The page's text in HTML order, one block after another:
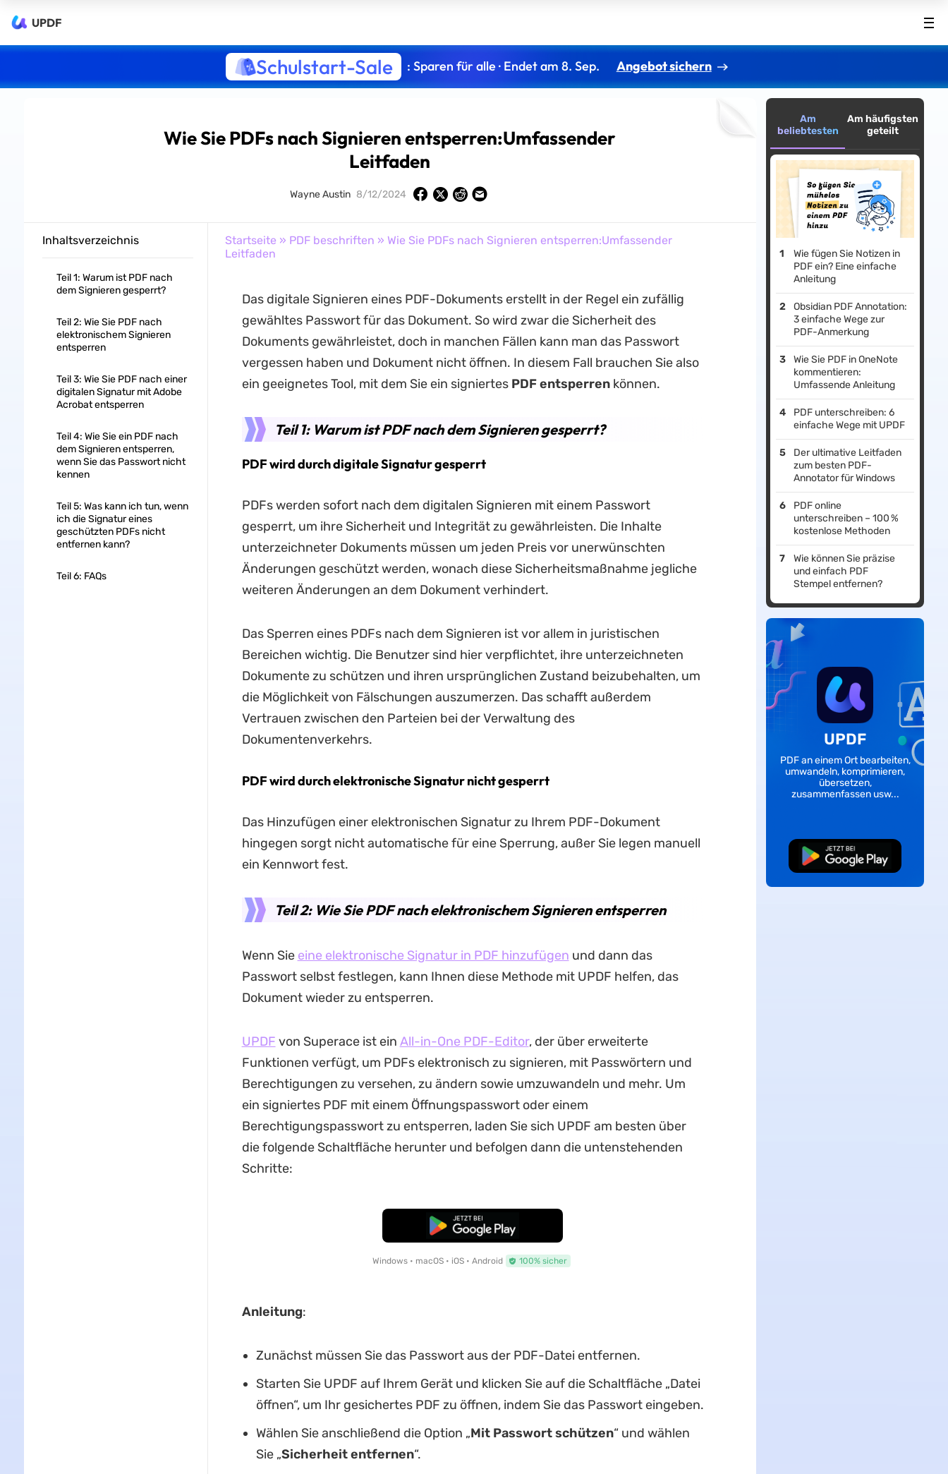
UPDF
Schulstart-Sale : Sparen für alle · Endet am 8. Sep. Angebot sichern
Wie Sie PDFs nach Signieren entsperren:Umfassender
Leitfaden
Wayne Austin 8/12/2024
Inhaltsverzeichnis
Teil 1: Warum ist PDF nach
dem Signieren gesperrt?
Teil 2: Wie Sie PDF nach
elektronischem Signieren
entsperren
Teil 3: Wie Sie PDF nach einer
digitalen Signatur mit Adobe
Acrobat entsperren
Teil 4: Wie Sie ein PDF nach
dem Signieren entsperren,
wenn Sie das Passwort nicht
kennen
Teil 5: Was kann ich tun, wenn
ich die Signatur eines
geschützten PDFs nicht
entfernen kann?
Teil 6: FAQs
Startseite » PDF beschriften » Wie Sie PDFs nach Signieren entsperren:Umfassender
Leitfaden
Das digitale Signieren eines PDF-Dokuments erstellt in der Regel ein zufällig
gewähltes Passwort für das Dokument. So wird zwar die Sicherheit des
Dokuments gewährleistet, doch in manchen Fällen kann man das Passwort
vergessen haben und Dokument nicht öffnen. In diesem Fall brauchen Sie also
ein geeignetes Tool, mit dem Sie ein signiertes PDF entsperrenkönnen.
Teil 1: Warum ist PDF nach dem Signieren gesperrt?
PDF wird durch digitale Signatur gesperrt
PDFs werden sofort nach dem digitalen Signieren mit einem Passwort
gesperrt, um ihre Sicherheit und Integrität zu gewährleisten. Die Inhalte
unterzeichneter Dokuments müssen um jeden Preis vor unerwünschten
Änderungen geschützt werden, wonach diese Sicherheitsmaßnahme jegliche
weiteren Änderungen an dem Dokument verhindert.
Das Sperren eines PDFs nach dem Signieren ist vor allem in juristischen
Bereichen wichtig. Die Benutzer sind hier verpflichtet, ihre unterzeichneten
Dokumente zu schützen und ihren ursprünglichen Zustand beizubehalten, um
die Möglichkeit von Fälschungen auszumerzen. Das schafft außerdem
Vertrauen zwischen den Parteien bei der Verwaltung des
Dokumentenverkehrs.
PDF wird durch elektronische Signatur nicht gesperrt
Das Hinzufügen einer elektronischen Signatur zu Ihrem PDF-Dokument
hingegen sorgt nicht automatische für eine Sperrung, außer Sie legen manuell
ein Kennwort fest.
Teil 2: Wie Sie PDF nach elektronischem Signieren entsperren
Wenn Sie eine elektronische Signatur in PDF hinzufügen und dann das
Passwort selbst festlegen, kann Ihnen diese Methode mit UPDF helfen, das
Dokument wieder zu entsperren.
UPDF von Superace ist ein All-in-One PDF-Editor, der über erweiterte
Funktionen verfügt, um PDFs elektronisch zu signieren, mit Passwörtern und
Berechtigungen zu versehen, zu ändern sowie umzuwandeln und mehr. Um
ein signiertes PDF mit einem Öffnungspasswort oder einem
Berechtigungspasswort zu entsperren, laden Sie sich UPDF am besten über
die folgende Schaltfläche herunter und befolgen dann die untenstehenden
Schritte:
Kostenloser Download
Windows • macOS • iOS • Android 100% sicher
Anleitung:
Zunächst müssen Sie das Passwort aus der PDF-Datei entfernen.
Starten Sie UPDF auf Ihrem Gerät und klicken Sie auf die Schaltfläche „Datei
öffnen“, um Ihr gesichertes PDF zu öffnen, indem Sie das Passwort eingeben.
Wählen Sie anschließend die Option „Mit Passwort schützen“ und wählen
Sie „Sicherheit entfernen“.
Am
beliebtesten
Am häufigsten
geteilt
Wie fügen Sie Notizen in
PDF ein? Eine einfache
Anleitung
Obsidian PDF Annotation:
3 einfache Wege zur
PDF-Anmerkung
Wie Sie PDF in OneNote
kommentieren:
Umfassende Anleitung
PDF unterschreiben: 6
einfache Wege mit UPDF
Der ultimative Leitfaden
zum besten PDF-
Annotator für Windows
PDF online
unterschreiben – 100 %
kostenlose Methoden
Wie können Sie präzise
und einfach PDF
Stempel entfernen?
UPDF
PDF an einem Ort bearbeiten,
umwandeln, komprimieren,
übersetzen,
zusammenfassen usw...
Kostenloser
Download